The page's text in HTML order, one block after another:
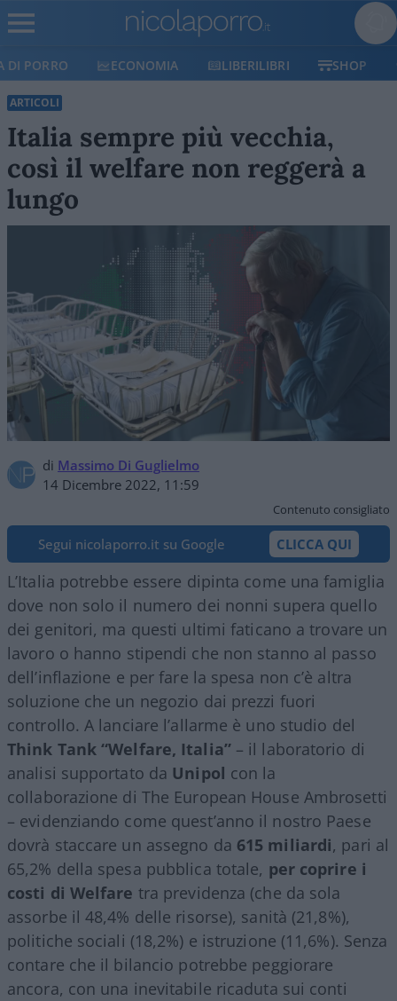
ECONOMIA LIBERILIBRI SHOP SOSTIENICI
ARTICOLI
Italia sempre più vecchia,
così il welfare non reggerà a
lungo
di Massimo Di Guglielmo
14 Dicembre 2022, 11:59
Contenuto consigliato
Segui nicolaporro.it su Google CLICCA QUI
L’Italia potrebbe essere dipinta come una famiglia
dove non solo il numero dei nonni supera quello
dei genitori, ma questi ultimi faticano a trovare un
lavoro o hanno stipendi che non stanno al passo
dell’inflazione e per fare la spesa non c’è altra
soluzione che un negozio dai prezzi fuori
controllo. A lanciare l’allarme è uno studio del
Think Tank“Welfare, Italia”– il laboratorio di
analisi supportato da Unipol con la
collaborazione di The European House Ambrosetti
– evidenziando come quest’anno il nostro Paese
dovrà staccare un assegno da 615 miliardi, pari al
65,2% della spesa pubblica totale, per coprire i
costi di Welfare tra previdenza (che da sola
assorbe il 48,4% delle risorse), sanità (21,8%),
politiche sociali (18,2%) e istruzione (11,6%). Senza
contare che il bilancio potrebbe peggiorare
ancora, con una inevitabile ricaduta sui conti